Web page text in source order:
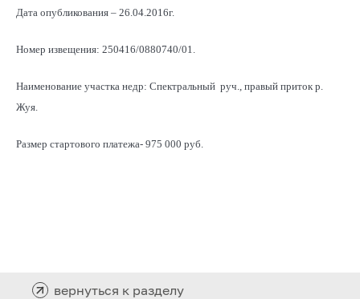
Дата опубликования – 26.04.2016г.
Номер извещения: 250416/0880740/01.
Наименование участка недр: Спектральный руч., правый приток р.
Жуя.
Размер стартового платежа- 975 000 руб.
вернуться к разделу